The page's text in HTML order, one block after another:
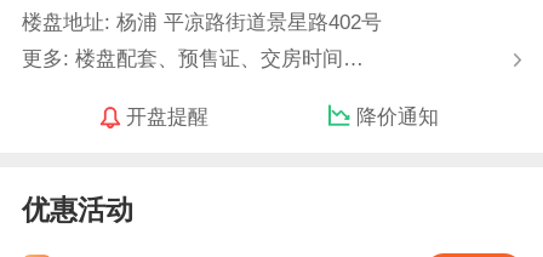
楼盘地址: 杨浦 平凉路街道景星路402号
更多: 楼盘配套、预售证、交房时间…
开盘提醒 降价通知
优惠活动